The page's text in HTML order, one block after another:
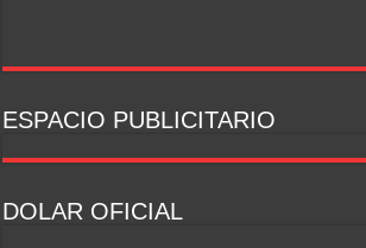
ESPACIO PUBLICITARIO
DOLAR OFICIAL